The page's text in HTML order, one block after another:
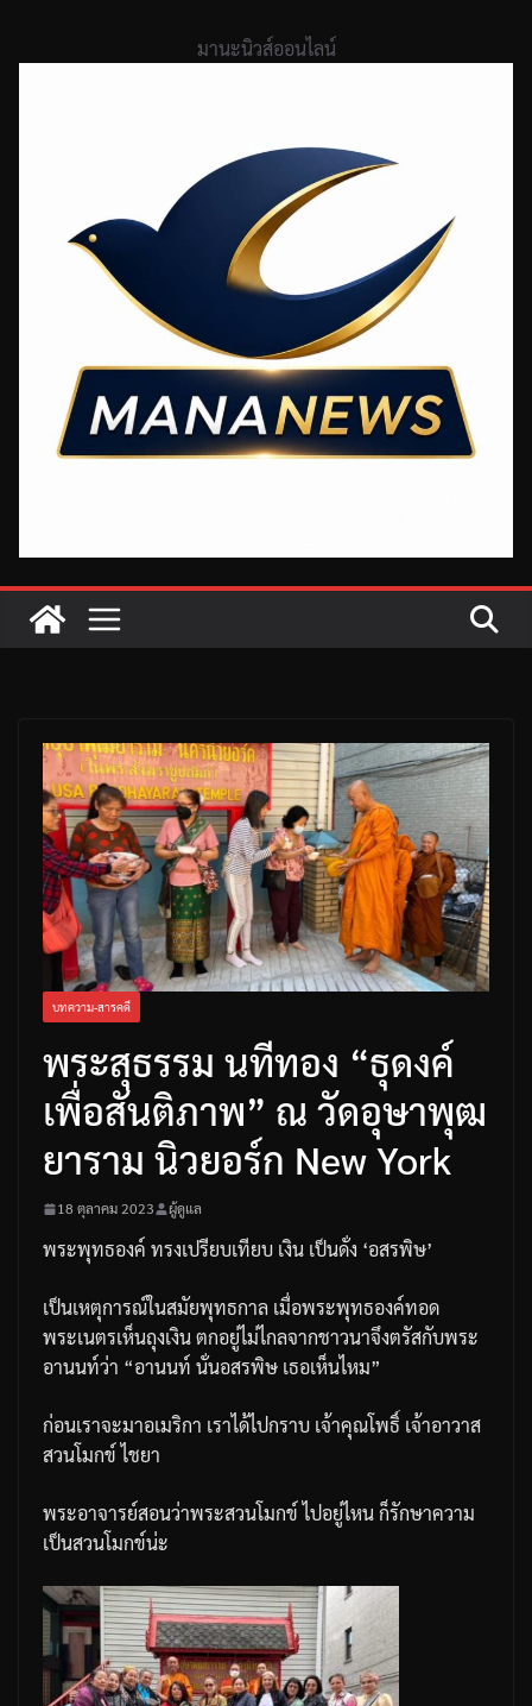
มานะนิวส์ออนไลน์
บทความ-สารคดี
พระสุธรรม นทีทอง “ธุดงค์
เพื่อสันติภาพ” ณ วัดอุษาพุฒ
ยาราม นิวยอร์ก New York
18 ตุลาคม 2023 ผู้ดูแล
พระพุทธองค์ ทรงเปรียบเทียบ เงิน เป็นดั่ง ‘อสรพิษ’
เป็นเหตุการณ์ในสมัยพุทธกาล เมื่อพระพุทธองค์ทอด
พระเนตรเห็นถุงเงินตกอยู่ไม่ไกลจากชาวนาจึงตรัสกับพระ
อานนท์ว่า “อานนท์ นั่นอสรพิษ เธอเห็นไหม”
ก่อนเราจะมาอเมริกา เราได้ไปกราบ เจ้าคุณโพธิ์ เจ้าอาวาส
สวนโมกข์ ไชยา
พระอาจารย์สอนว่าพระสวนโมกข์ ไปอยู่ไหนก็รักษาความ
เป็นสวนโมกข์น่ะ